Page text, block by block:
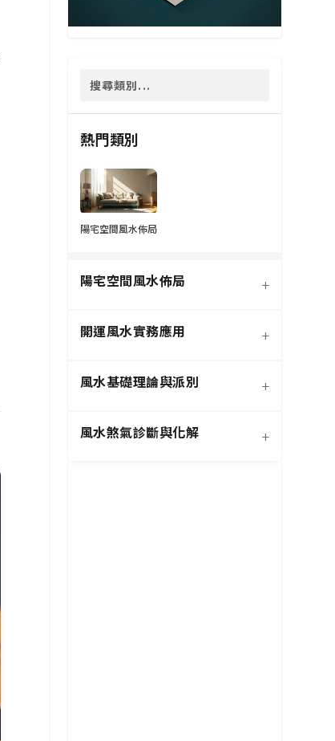
熱門類別
陽宅空間風水佈局
陽宅空間風水佈局 +
開運風水實務應用 +
風水基礎理論與派別 +
風水煞氣診斷與化解 +